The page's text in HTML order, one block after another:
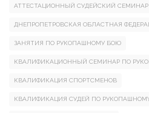
АТТЕСТАЦИОННЫЙ СУДЕЙСКИЙ
ДНЕПРОПЕТРОВСКАЯ ОБЛАСТНАЯ
ЗАНЯТИЯ ПО РУКОПАШНОМУ БОЮ
КВАЛИФИКАЦИОННЫЙ СЕМИНАР ПО
КВАЛИФИКАЦИЯ СПОРТСМЕНОВ
КВАЛИФИКАЦИЯ СУДЕЙ ПО